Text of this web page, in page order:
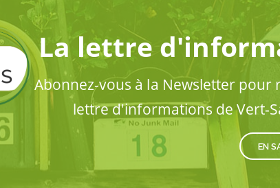
La lettre
Abonnez-vous à la Newsletter pour
lettre d'informations de Vert-
EN